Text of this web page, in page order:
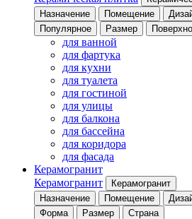
Назначение
Помещение
Популярное
Размер
для ванной
для фартука
для кухни
для туалета
для гостиной
для улицы
для балкона
для бассейна
для коридора
для фасада
Керамогранит
Керамогранит
Керамогранит
Назначение
Помещение
Форма
Размер Страна